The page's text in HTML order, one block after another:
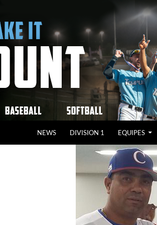
NEWS DIVISION 1 EQUIPES